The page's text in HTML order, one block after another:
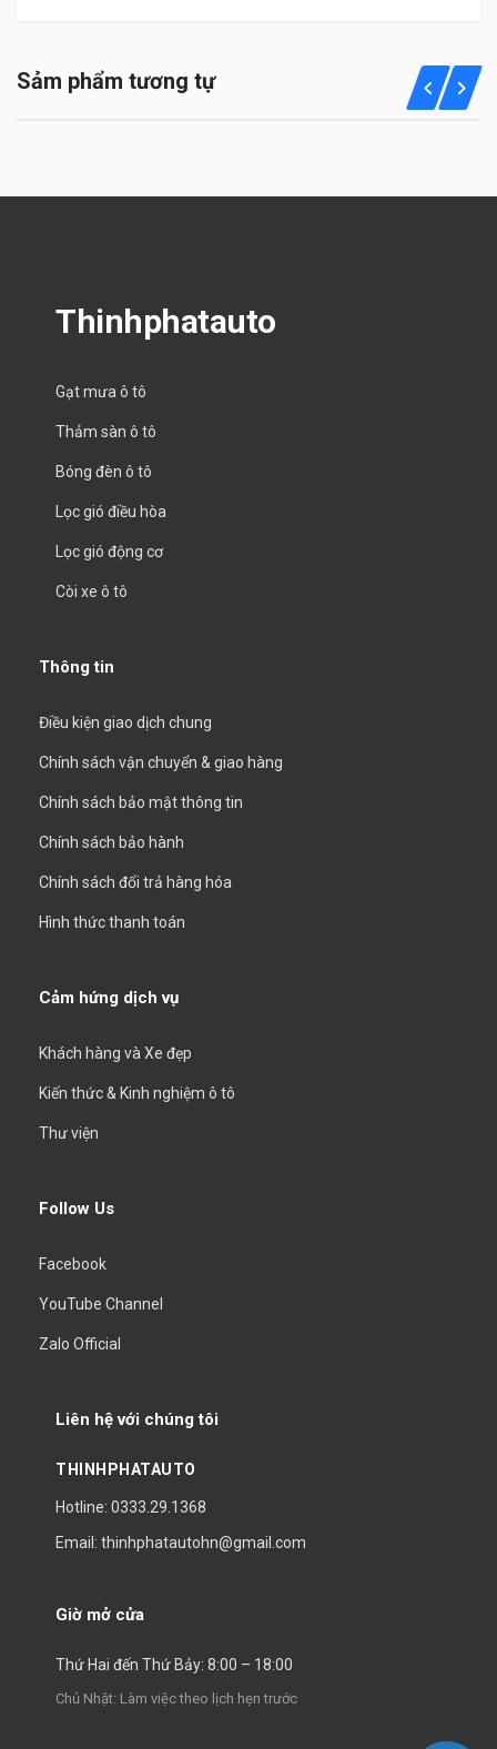
Sảm phẩm tương tự
Thinhphatauto
Gạt mưa ô tô
Thảm sàn ô tô
Bóng đèn ô tô
Lọc gió điều hòa
Lọc gió động cơ
Còi xe ô tô
Thông tin
Điều kiện giao dịch chung
Chính sách vận chuyển & giao hàng
Chính sách bảo mật thông tin
Chính sách bảo hành
Chính sách đổi trả hàng hóa
Hình thức thanh toán
Cảm hứng dịch vụ
Khách hàng và Xe đẹp
Kiến thức & Kinh nghiệm ô tô
Thư viện
Follow Us
Facebook
YouTube Channel
Zalo Official
Liên hệ với chúng tôi
THINHPHATAUTO
Hotline: 0333.29.1368
Email: thinhphatautohn@gmail.com
Giờ mở cửa
Thứ Hai đến Thứ Bảy: 8:00 – 18:00
Chủ Nhật: Làm việc theo lịch hẹn trước